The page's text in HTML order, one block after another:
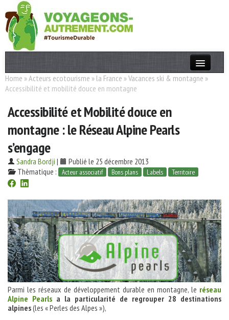
Actualités
Destinations
Acteurs
Thèmes
Home »Acteurs ecotourisme » la France »Vacances ski & montagne »
Accessibilité et mobilité douce en montagne
Accessibilité et Mobilité douce en
montagne : le Réseau Alpine Pearls
s’engage
Sandra Bordji |
Publié le 25 décembre 2013
Thèmatique :
Acteur associatif Bons plans Labels Territoire
Parmi les réseaux de développement durable en montagne, le réseau
Alpine Pearls a la particularité de regrouper 28 destinations
alpines(les « Perles des Alpes »),